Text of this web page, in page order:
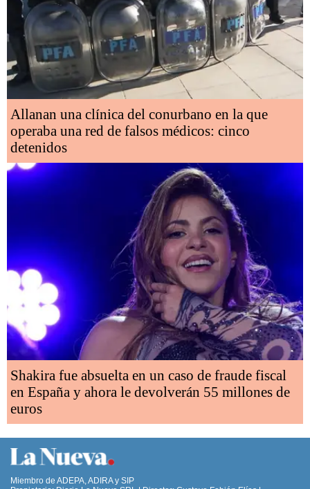
Allanan una clínica del conurbano en la que
operaba una red de falsos médicos: cinco
detenidos
Shakira fue absuelta en un caso de fraude fiscal
en España y ahora le devolverán 55 millones de
euros
Miembro de ADEPA, ADIRA y SIP